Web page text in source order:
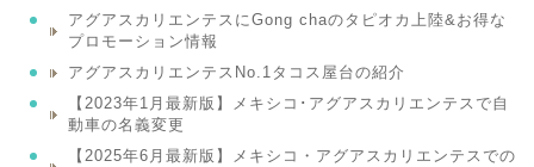
アグアスカリエンテスにGong chaのタピオカ上陸&お得な
プロモーション情報
アグアスカリエンテスNo.1タコス屋台の紹介
【2023年1月最新版】メキシコ･アグアスカリエンテスで自
動車の名義変更
【2025年6月最新版】メキシコ・アグアスカリエンテスでの